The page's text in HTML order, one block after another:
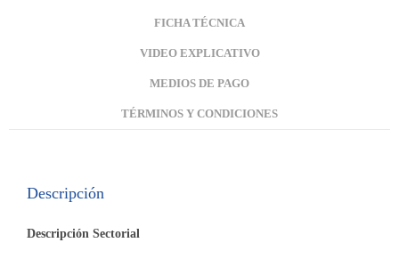
FICHA TÉCNICA
VIDEO EXPLICATIVO
MEDIOS DE PAGO
TÉRMINOS Y CONDICIONES
Descripción
Descripción Sectorial